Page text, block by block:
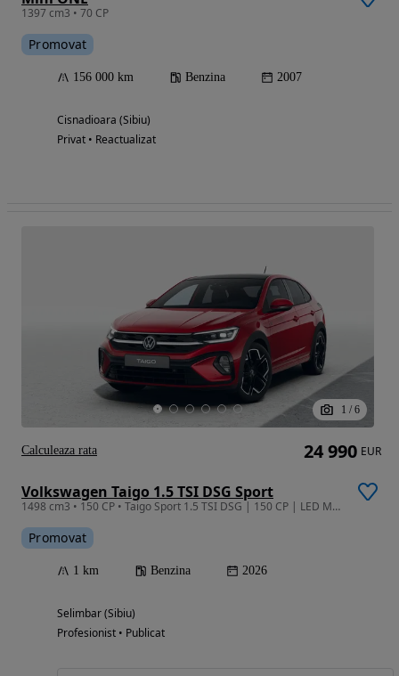
1397 cm3 • 70 CP
Promovat
156 000 km Benzina 2007
Cisnadioara (Sibiu)
Privat • Reactualizat
1 / 6
Volkswagen Taigo 1.5 TSI DSG Sport
1498 cm3 • 150 CP • Taigo Sport 1.5 TSI DSG | 150 CP | LED Matrix | Trapă Panoramică
Promovat
1 km Benzina 2026
Selimbar (Sibiu)
Profesionist • Publicat
24 990 EUR
Calculeaza rata